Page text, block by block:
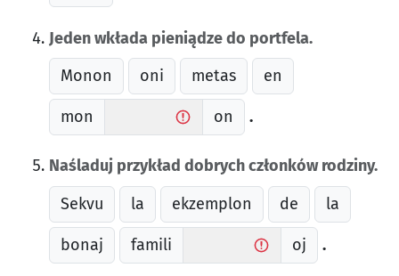
Jeden wkłada pieniądze do portfela.
Monon
oni metas en
mon on .
Naśladuj przykład dobrych członków rodziny.
Sekvu
la ekzemplon de la
bonaj famili oj .